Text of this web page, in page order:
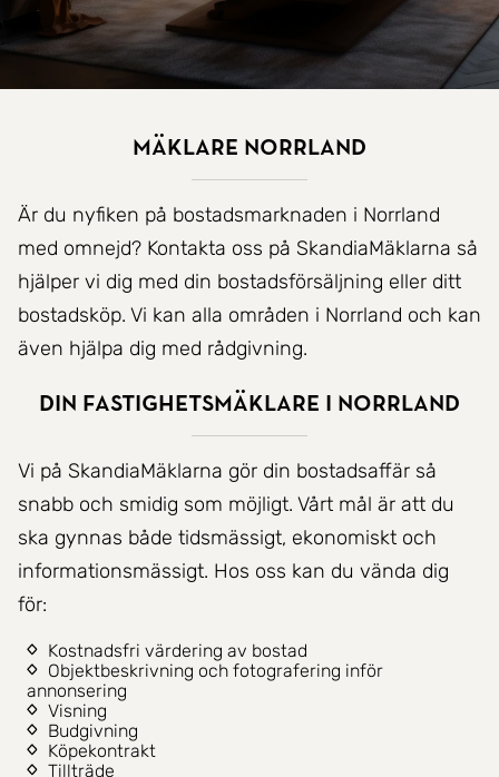
Mäklare Norrland
Är du nyfiken på bostadsmarknaden i Norrland
med omnejd? Kontakta oss på SkandiaMäklarna så
hjälper vi dig med din bostadsförsäljning eller ditt
bostadsköp. Vi kan alla områden i Norrland och kan
även hjälpa dig med rådgivning.
Din fastighetsmäklare i Norrland
Vi på SkandiaMäklarna gör din bostadsaffär så
snabb och smidig som möjligt. Vårt mål är att du
ska gynnas både tidsmässigt, ekonomiskt och
informationsmässigt. Hos oss kan du vända dig
för:
Kostnadsfri värdering av bostad
Objektbeskrivning och fotografering inför
annonsering
Visning
Budgivning
Köpekontrakt
Tillträde